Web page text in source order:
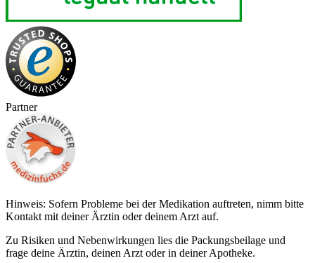
Partner
Hinweis: Sofern Probleme bei der Medikation auftreten, nimm bitte
Kontakt mit deiner Ärztin oder deinem Arzt auf.
Zu Risiken und Nebenwirkungen lies die Packungsbeilage und
frage deine Ärztin, deinen Arzt oder in deiner Apotheke.